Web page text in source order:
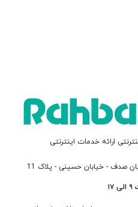
ارائه خدمات اینترنتی
صدف - خیابان حسینی - پلاک 11